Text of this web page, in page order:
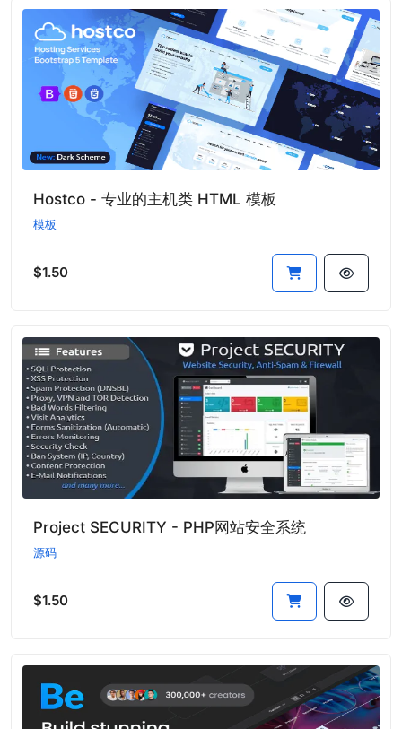
Hostco - 专业的主机类 HTML 模板
模板
$1.50
Project SECURITY - PHP网站安全系统
源码
$1.50